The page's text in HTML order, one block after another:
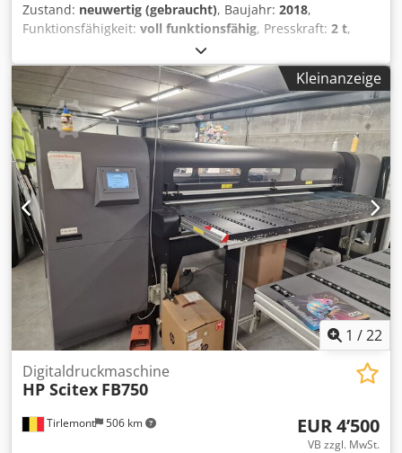
Zustand: neuwertig (gebraucht), Baujahr: 2018,
Funktionsfähigkeit: voll funktionsfähig, Presskraft: 2 t,
, Tischlänge:
mm, Luftdruck:6 bar, Zylinderdurchmesser:28 mm,
Neuwertige HYUNDAE HP-2000 2t PNEUMATISCHE PRESSE
Dsdpfx Acsvbfbwshswa Marke: HYUNDAE MACHINERY &
ELECTRIC CO., LTD Typ: HP-2000 Baujahr: 2021 Max.
Presskraft: 2t Arbeitshöhe: 300 mm Presstischgröße: 350 x
330 mm Hublänge: 100 mm Zylinderdurchmesser: 28 mm
Aufgebaut auf einem Pressenständer Zweihandbedienung
Spannung: 110 V Luftanschlussschlauchdurchmesser: 12
mm
Kleinanzeige
1 /22
Tirlemont 506 km
Digitaldruckmaschine
HP Scitex FB750
EUR 4’500
VB zzgl. MwSt.